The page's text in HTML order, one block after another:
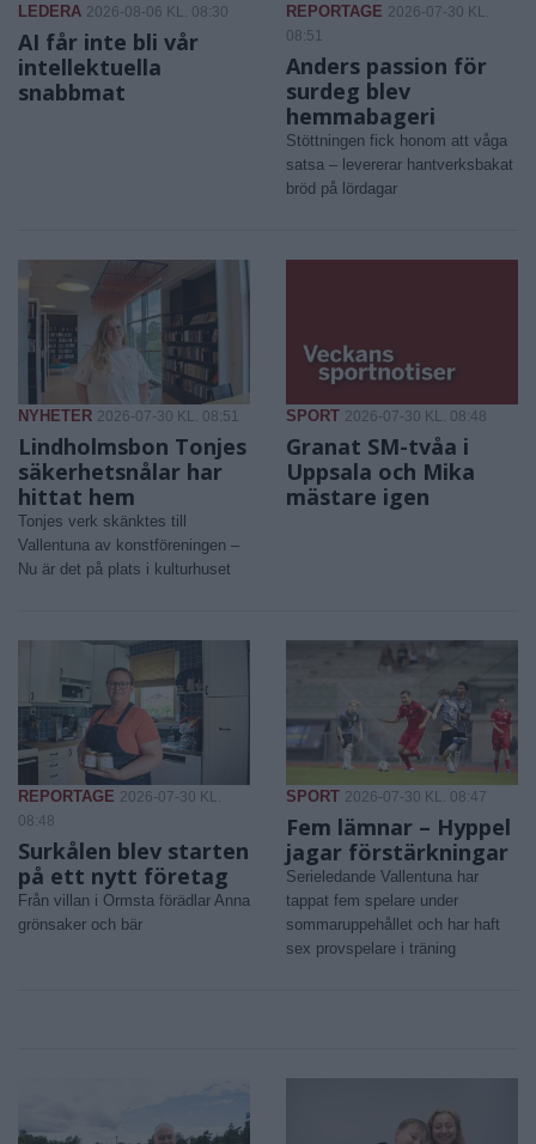
LEDERA 2026-08-06 KL. 08:30
AI får inte bli vår
intellektuella
snabbmat
REPORTAGE 2026-07-30 KL.
08:51
Anders passion för
surdeg blev
hemmabageri
Stöttningen fick honom att våga
satsa – levererar hantverksbakat
bröd på lördagar
NYHETER 2026-07-30 KL. 08:51
Lindholmsbon Tonjes
säkerhetsnålar har
hittat hem
Tonjes verk skänktes till
Vallentuna av konstföreningen –
Nu är det på plats i kulturhuset
SPORT 2026-07-30 KL. 08:48
Granat SM-tvåa i
Uppsala och Mika
mästare igen
REPORTAGE 2026-07-30 KL.
08:48
Surkålen blev starten
på ett nytt företag
Från villan i Ormsta förädlar Anna
grönsaker och bär
SPORT 2026-07-30 KL. 08:47
Fem lämnar – Hyppel
jagar förstärkningar
Serieledande Vallentuna har
tappat fem spelare under
sommaruppehållet och har haft
sex provspelare i träning